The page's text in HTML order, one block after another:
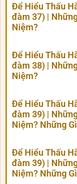
Để Hiểu Thấu
đàm 37) |
Niệm?
Để Hiểu Thấu
đàm 38) |
Niệm?
Để Hiểu Thấu
đàm 39) |
Niệm? Những
Để Hiểu Thấu
đàm 39) |
Niệm? Những